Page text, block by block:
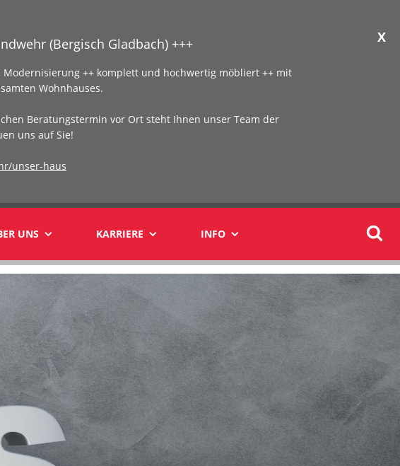
X
(Bergisch Gladbach) +++
++ komplett und hochwertig möbliert ++ mit
Wohnhauses.
Beratungstermin vor Ort steht Ihnen unser Team der
uns auf Sie!
unser-haus
UNS KARRIERE INFO